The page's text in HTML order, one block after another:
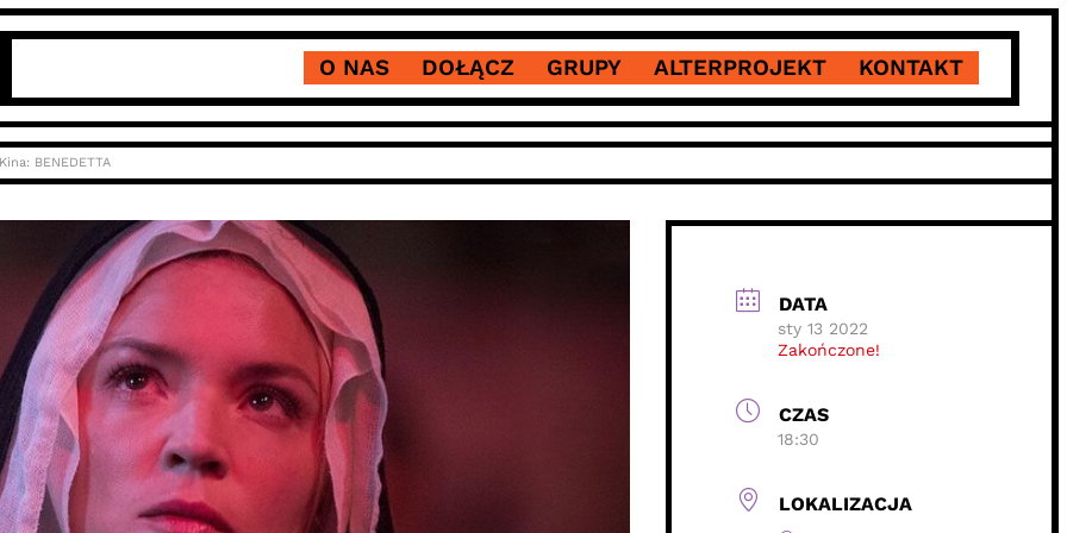
O NAS DOŁĄCZ GRUPY ALTERPROJEKT KONTAKT
BENEDETTA
DATA
sty 13 2022
Zakończone!
CZAS
18:30
LOKALIZACJA